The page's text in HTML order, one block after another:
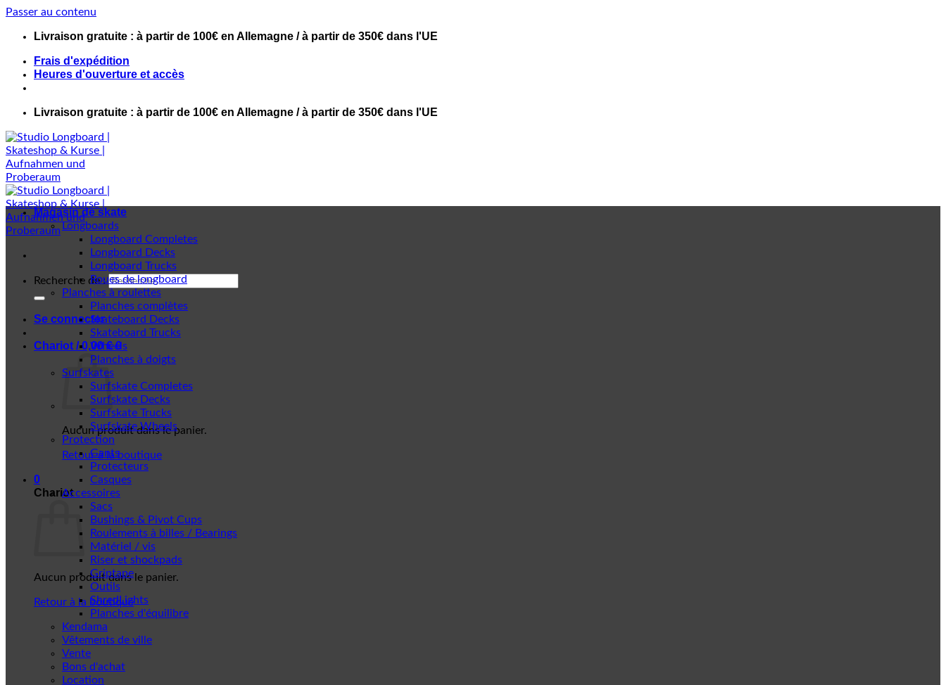
Passer au contenu
Livraison gratuite : à partir de 100€ en Allemagne / à partir de 350€ dans l'UE
Frais d'expédition
Heures d'ouverture et accès
Livraison gratuite : à partir de 100€ en Allemagne / à partir de 350€ dans l'UE
Recherche de :
Se connecter
Chariot /0,00€ 0
Aucun produit dans le panier.
Retour à la boutique
0
Chariot
Aucun produit dans le panier.
Retour à la boutique
Magasin de skate
Longboards
Longboard Completes
Longboard Decks
Longboard Trucks
Roues de longboard
Planches à roulettes
Planches complètes
Skateboard Decks
Skateboard Trucks
Wheels
Planches à doigts
Surfskates
Surfskate Completes
Surfskate Decks
Surfskate Trucks
Surfskate Wheels
Protection
Gants
Protecteurs
Casques
Accessoires
Sacs
Bushings & Pivot Cups
Roulements à billes / Bearings
Matériel / vis
Riser et shockpads
Griptape
Outils
ShredLights
Planches d'équilibre
Kendama
Vêtements de ville
Vente
Bons d'achat
Location